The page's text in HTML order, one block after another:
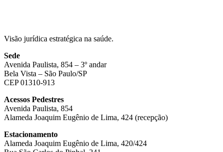
Visão jurídica estratégica na saúde.
Sede
Avenida Paulista, 854 – 3º andar
Bela Vista – São Paulo/SP
CEP 01310-913
Acessos Pedestres
Avenida Paulista, 854
Alameda Joaquim Eugênio de Lima, 424 (recepção)
Estacionamento
Alameda Joaquim Eugênio de Lima, 420/424